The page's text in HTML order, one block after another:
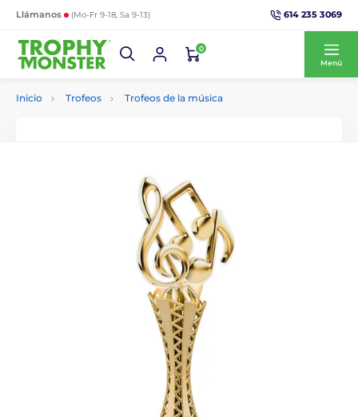
Llámanos (Mo-Fr 9-18, Sa 9-13) 614 235 3069
0
Menú
Inicio Trofeos Trofeos de la música